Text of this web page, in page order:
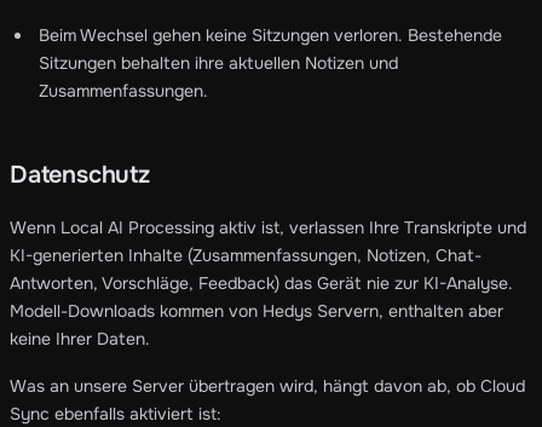
Beim Wechsel gehen keine Sitzungen verloren. Bestehende
Sitzungen behalten ihre aktuellen Notizen und
Zusammenfassungen.
Datenschutz
Wenn Local AI Processing aktiv ist, verlassen Ihre Transkripte und
KI-generierten Inhalte (Zusammenfassungen, Notizen, Chat-
Antworten, Vorschläge, Feedback) das Gerät nie zur KI-Analyse.
Modell-Downloads kommen von Hedys Servern, enthalten aber
keine Ihrer Daten.
Was an unsere Server übertragen wird, hängt davon ab, ob Cloud
Sync ebenfalls aktiviert ist: